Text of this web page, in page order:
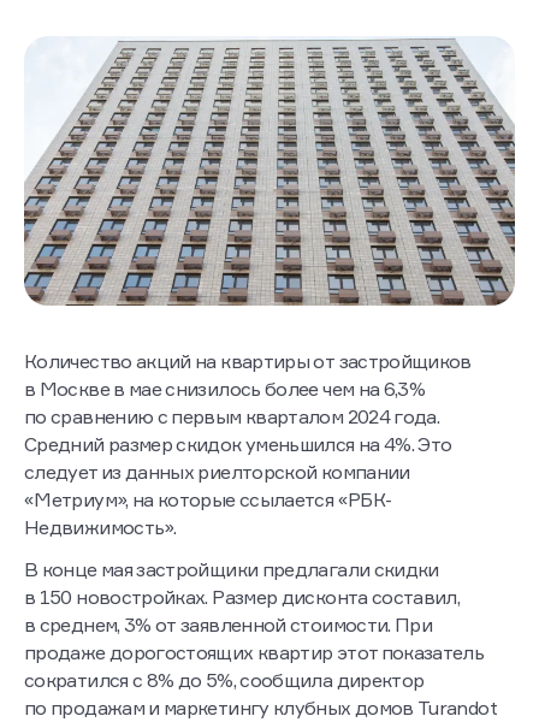
Количество акций на квартиры от застройщиков
в Москве в мае снизилось более чем на 6,3%
по сравнению с первым кварталом 2024 года.
Средний размер скидок уменьшился на 4%. Это
следует из данных риелторской компании
«Метриум», на которые ссылается «РБК-
Недвижимость».
В конце мая застройщики предлагали скидки
в 150 новостройках. Размер дисконта составил,
в среднем, 3% от заявленной стоимости. При
продаже дорогостоящих квартир этот показатель
сократился с 8% до 5%, сообщила директор
по продажам и маркетингу клубных домов Turandot